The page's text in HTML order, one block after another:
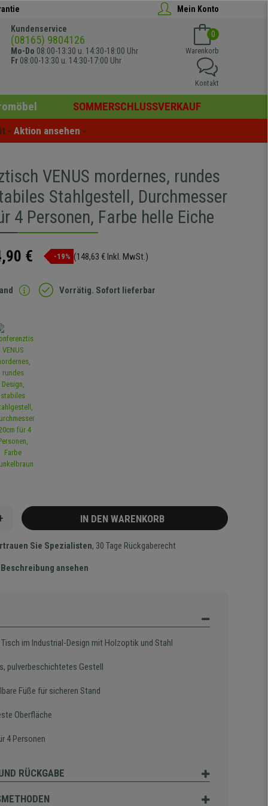
Mein Konto
Kundenservice
(08165) 9804126
Mo-Do 08:00-13:30 u. 14:30-18:00 Uhr
Fr 08:00-13:30 u. 14:30-17:00 Uhr
0
Warenkorb
Kontakt
SOMMERSCHLUSSVERKAUF
- Aktion ansehen -
VENUS mordernes, rundes
Stahlgestell, Durchmesser
4 Personen, Farbe helle Eiche
€ -19% (148,63 € Inkl. MwSt.)
Vorrätig. Sofort lieferbar
IN DEN WARENKORB
Sie Spezialisten, 30 Tage Rückgaberecht
ansehen
Tisch im Industrial-Design mit Holzoptik und Stahl
pulverbeschichtetes Gestell
Füße für sicheren Stand
Oberfläche
4 Personen
RÜCKGABE